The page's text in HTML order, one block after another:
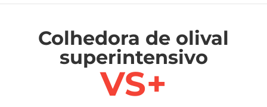
Colhedora de olival
superintensivo
VS+